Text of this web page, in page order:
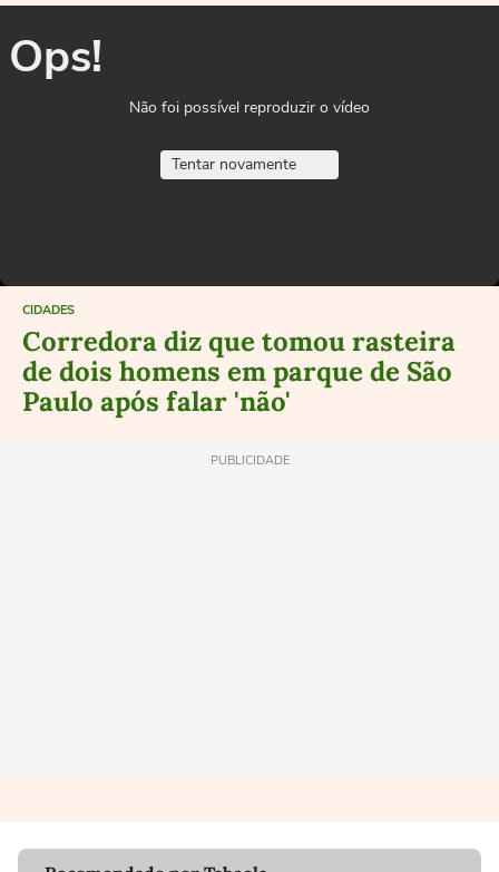
Ops!
Não foi possível reproduzir o vídeo
Tentar novamente
CIDADES
Corredora diz que tomou rasteira
de dois homens em parque de São
Paulo após falar 'não'
PUBLICIDADE